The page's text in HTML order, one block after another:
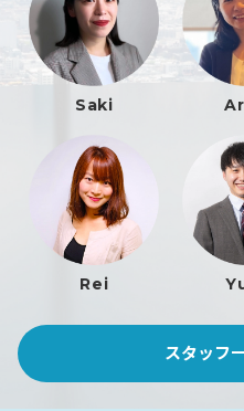
Saki
Rei
スタッフ